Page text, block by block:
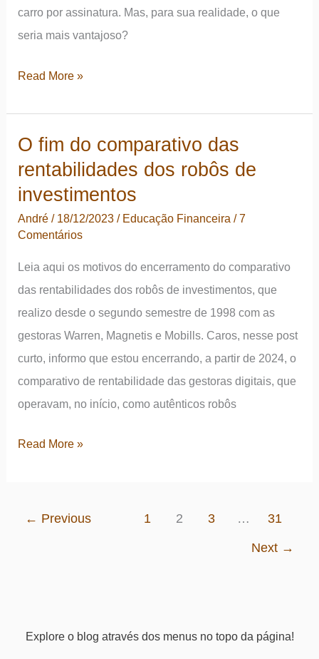
carro por assinatura. Mas, para sua realidade, o que
seria mais vantajoso?
O
sobre
carro
por
assinatura
Read More »
O fim do comparativo das
rentabilidades dos robôs de
investimentos
André/ 18/12/2023/ Educação Financeira /7
Comentários
Leia aqui os motivos do encerramento do comparativo
das rentabilidades dos robôs de investimentos, que
realizo desde o segundo semestre de 1998 com as
gestoras Warren, Magnetis e Mobills. Caros, nesse post
curto, informo que estou encerrando, a partir de 2024, o
comparativo de rentabilidade das gestoras digitais, que
operavam, no início, como autênticos robôs
O
comparativo
Read More »
← Previous 1 2 3 … 31
Next →
Explore o blog através dos menus no topo da página!